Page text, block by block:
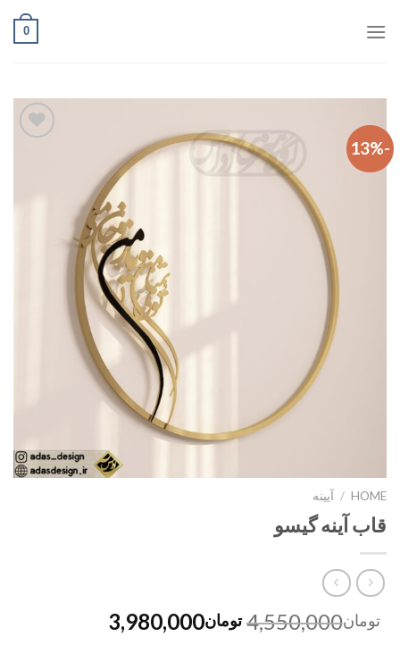
0
-13%
HOME
/ آیینه
قاب آینه گیسو
تومان4,550,000 تومان3,980,000